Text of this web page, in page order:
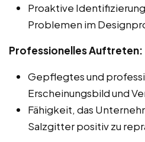
Proaktive
Problemen im
Professionelles Auftreten:
Gepflegtes und
Erscheinungsbild und
Fähigkeit, das
Salzgitter positiv zu